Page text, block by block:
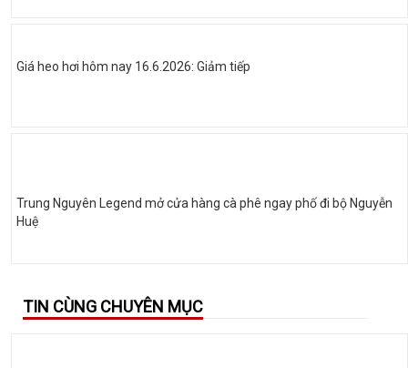
Giá heo hơi hôm nay 16.6.2026: Giảm tiếp
Trung Nguyên Legend mở cửa hàng cà phê ngay phố đi bộ Nguyễn
Huệ
TIN CÙNG CHUYÊN MỤC